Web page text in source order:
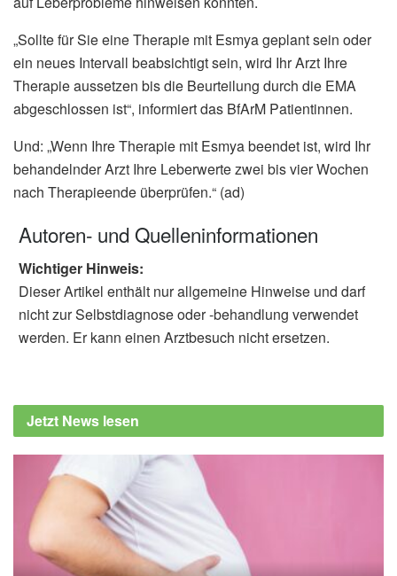
„Sollte für Sie eine Therapie mit Esmya geplant sein oder
ein neues Intervall beabsichtigt sein, wird Ihr Arzt Ihre
Therapie aussetzen bis die Beurteilung durch die EMA
abgeschlossen ist“, informiert das BfArM Patientinnen.
Und: „Wenn Ihre Therapie mit Esmya beendet ist, wird Ihr
behandelnder Arzt Ihre Leberwerte zwei bis vier Wochen
nach Therapieende überprüfen.“ (ad)
Autoren- und Quelleninformationen
Wichtiger Hinweis:
Dieser Artikel enthält nur allgemeine Hinweise und darf
nicht zur Selbstdiagnose oder -behandlung verwendet
werden. Er kann einen Arztbesuch nicht ersetzen.
Jetzt News lesen